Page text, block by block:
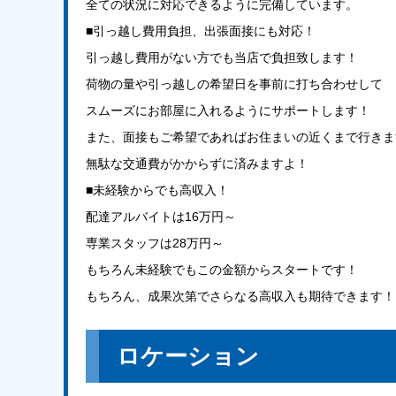
全ての状況に対応できるように完備しています。
■引っ越し費用負担、出張面接にも対応！
引っ越し費用がない方でも当店で負担致します！
荷物の量や引っ越しの希望日を事前に打ち合わせして
スムーズにお部屋に入れるようにサポートします！
また、面接もご希望であればお住まいの近くまで行き
無駄な交通費がかからずに済みますよ！
■未経験からでも高収入！
配達アルバイトは16万円～
専業スタッフは28万円～
もちろん未経験でもこの金額からスタートです！
もちろん、成果次第でさらなる高収入も期待できます！
ロケーション